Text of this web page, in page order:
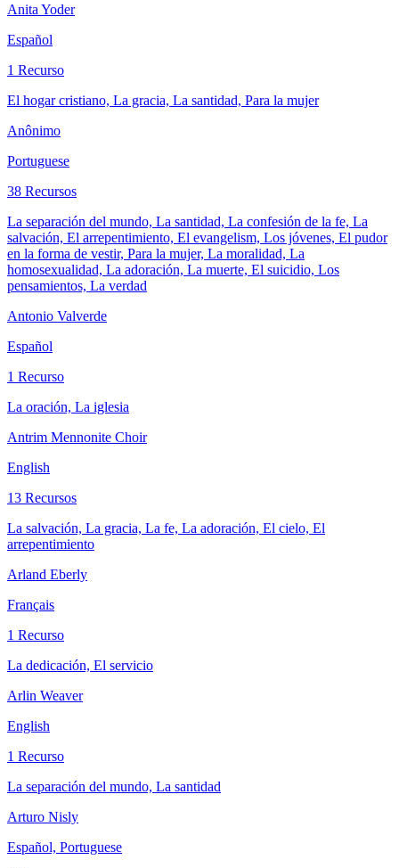
Anita Yoder
Español
1 Recurso
El hogar cristiano, La gracia, La santidad, Para la mujer
Anônimo
Portuguese
38 Recursos
La separación del mundo, La santidad, La confesión de la fe, La
salvación, El arrepentimiento, El evangelism, Los jóvenes, El pudor
en la forma de vestir, Para la mujer, La moralidad, La
homosexualidad, La adoración, La muerte, El suicidio, Los
pensamientos, La verdad
Antonio Valverde
Español
1 Recurso
La oración, La iglesia
Antrim Mennonite Choir
English
13 Recursos
La salvación, La gracia, La fe, La adoración, El cielo, El
arrepentimiento
Arland Eberly
Français
1 Recurso
La dedicación, El servicio
Arlin Weaver
English
1 Recurso
La separación del mundo, La santidad
Arturo Nisly
Español, Portuguese